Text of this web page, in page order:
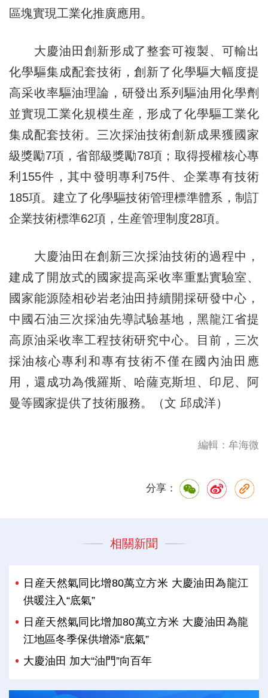
區塊實現工業化推廣應用。
大慶油田創新形成了整套可複製、可輸出
化學驅集成配套技術，創新了化學驅大幅度提
高采收率驅油理論，研發出系列驅油用化學劑
並實現工業化規模生産，形成了化學驅工業化
集成配套技術。三次採油技術創新成果獲國家
級獎勵7項，省部級獎勵78項；取得授權核心專
利155件，其中發明專利75件、企業專有技術
185項。建立了化學驅技術管理標準體系，制訂
企業技術標準62項，生産管理制度28項。
大慶油田在創新三次採油技術的過程中，
建成了開放式的國家提高采收率重點實驗室、
國家能源陸相砂岩老油田持續開採研發中心，
中國石油三次採油先導試驗基地，黑龍江省提
高原油采收率工程技術研究中心。目前，三次
採油核心專利和專有技術不僅在國內油田應
用，還成功為俄羅斯、哈薩克斯坦、印尼、阿
曼等國家提供了技術服務。（文 邱成洋）
編輯：牟海微
分享：
相關新聞
日産天然氣同比增80萬立方米 大慶油田為龍江
供暖注入“底氣”
日産天然氣同比增加80萬立方米 大慶油田為龍
江地區冬季保供增添“底氣”
大慶油田 加大“油門”向百年